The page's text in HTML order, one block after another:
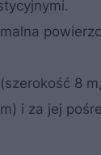
8
i za jej